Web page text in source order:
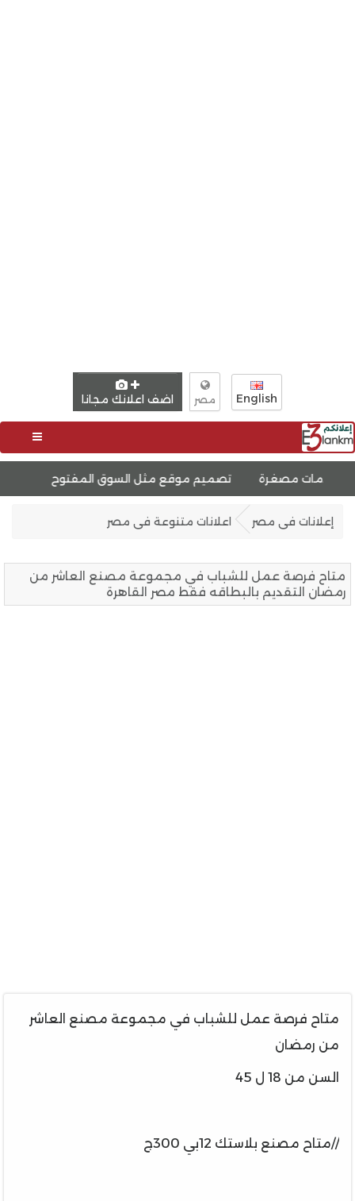
English مصر اضف اعلانك مجانا
تصميم موقع مثل السوق المفتوح تصميم موقع لبيع
إعلانات فى مصر اعلانات متنوعة فى مصر
متاح فرصة عمل للشباب في مجموعة مصنع العاشر من
رمضان التقديم بالبطاقه فقط مصر القاهرة
متاح فرصة عمل للشباب في مجموعة مصنع العاشر
من رمضان
السن من 18 ل 45
//متاح مصنع بلاستك 12بي 300ج